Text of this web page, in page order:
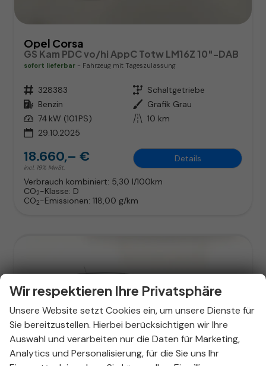
Opel Corsa
GS Kam PDC vo/hi AppC Totw LM16Z 10"-DAB
sofort lieferbar Fahrzeug mit Tageszulassung
Fahrzeugnr. 328383 Getriebe Schaltgetriebe
Kraftstoff Benzin Außenfarbe Grafik Grau
Leistung 74 kW (101 PS) Kilometerstand 10 km
29.10.2025
18.660,– €
incl. 19% MwSt.
Details
Verbrauch kombiniert: 5,30 l/100km
CO2-Klasse: D
CO2-Emissionen: 118,00 g/km
Wir respektieren Ihre Privatsphäre
Unsere Website setzt Cookies ein, um unsere Dienste für
Sie bereitzustellen. Hierbei berücksichtigen wir Ihre
Auswahl und verarbeiten nur die Daten für Marketing,
Analytics und Personalisierung, für die Sie uns Ihr